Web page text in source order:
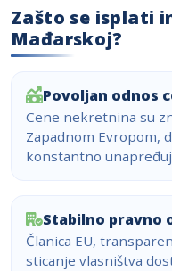
Zašto se isplati
Mađarskoj?
Povoljan odnos
Cene nekretnina su
Zapadnom Evropom,
konstantno
Stabilno pravno
Članica EU,
sticanje vlasništva